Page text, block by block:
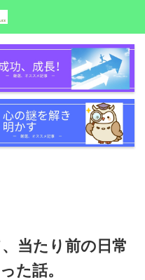
当たり前の日常
た話。